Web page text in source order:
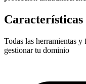
Todas las herramientas y
gestionar tu dominio